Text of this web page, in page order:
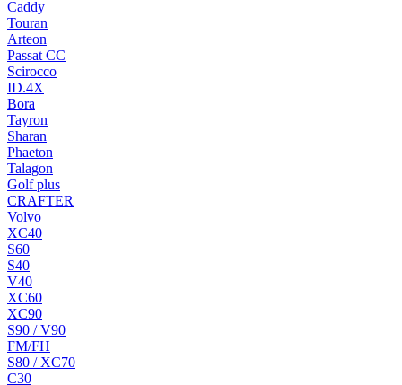
Caddy
Touran
Arteon
Passat CC
Scirocco
ID.4X
Bora
Tayron
Sharan
Phaeton
Talagon
Golf plus
CRAFTER
Volvo
XC40
S60
S40
V40
XC60
XC90
S90 / V90
FM/FH
S80 / XC70
C30